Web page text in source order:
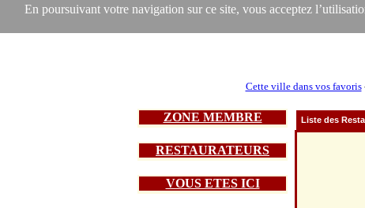
En poursuivant votre navigation sur ce site, vous acceptez
Cette ville dans vos favoris
ZONE MEMBRE
RESTAURATEURS
VOUS ETES ICI
Liste des